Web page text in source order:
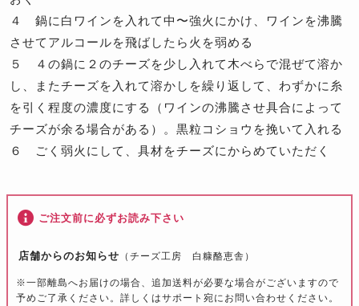
４ 鍋に白ワインを入れて中〜強火にかけ、ワインを沸騰
させてアルコールを飛ばしたら火を弱める
５ ４の鍋に２のチーズを少し入れて木べらで混ぜて溶か
し、またチーズを入れて溶かしを繰り返して、わずかに糸
を引く程度の濃度にする（ワインの沸騰させ具合によって
チーズが余る場合がある）。黒粒コショウを挽いて入れる
６ ごく弱火にして、具材をチーズにからめていただく
ご注文前に必ずお読み下さい
店舗からのお知らせ （チーズ工房 白糠酪恵舎）
※一部離島へお届けの場合、追加送料が必要な場合がございますので
予めご了承ください。詳しくはサポート宛にお問い合わせください。